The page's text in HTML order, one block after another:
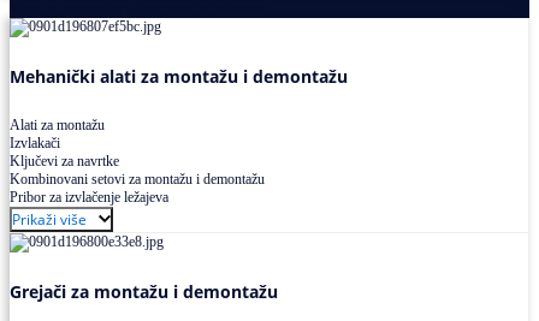
Mehanički alati za montažu i demontažu
Alati za montažu
Izvlakači
Ključevi za navrtke
Kombinovani setovi za montažu i demontažu
Pribor za izvlačenje ležajeva
Prikaži više
Grejači za montažu i demontažu